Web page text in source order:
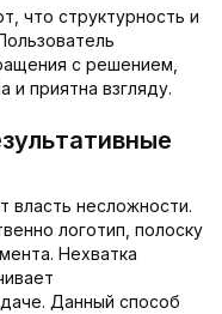
что структурность и
с решением,
и приятна взгляду.
власть несложности.
логотип, полоску
Нехватка
Данный способ